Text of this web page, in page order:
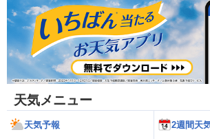
天気メニュー
天気予報 2週間天